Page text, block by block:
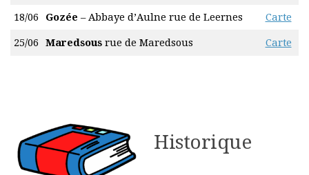
18/06 Gozée – Abbaye d’Aulne rue de Leernes Carte
25/06 Maredsous rue de Maredsous Carte
Historique